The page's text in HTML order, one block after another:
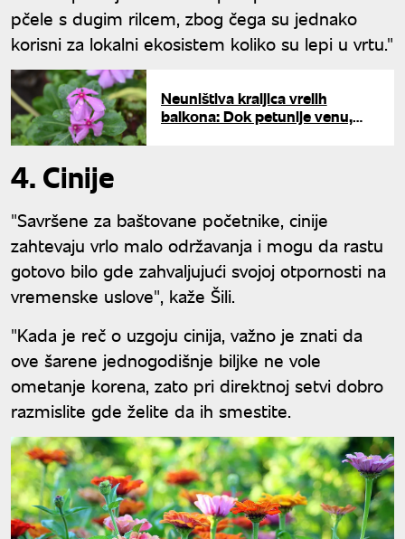
pčele s dugim rilcem, zbog čega su jednako
korisni za lokalni ekosistem koliko su lepi u vrtu."
Neuništiva kraljica vrelih
balkona: Dok petunije venu,
4. Cinije
"Savršene za baštovane početnike, cinije
zahtevaju vrlo malo održavanja i mogu da rastu
gotovo bilo gde zahvaljujući svojoj otpornosti na
vremenske uslove", kaže Šili.
"Kada je reč o uzgoju cinija, važno je znati da
ove šarene jednogodišnje biljke ne vole
ometanje korena, zato pri direktnoj setvi dobro
razmislite gde želite da ih smestite.